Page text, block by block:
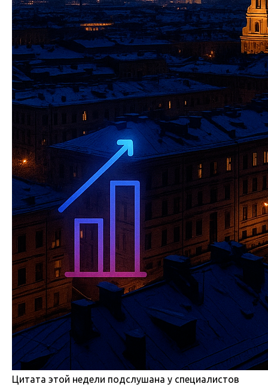
Цитата этой недели подслушана у специалистов